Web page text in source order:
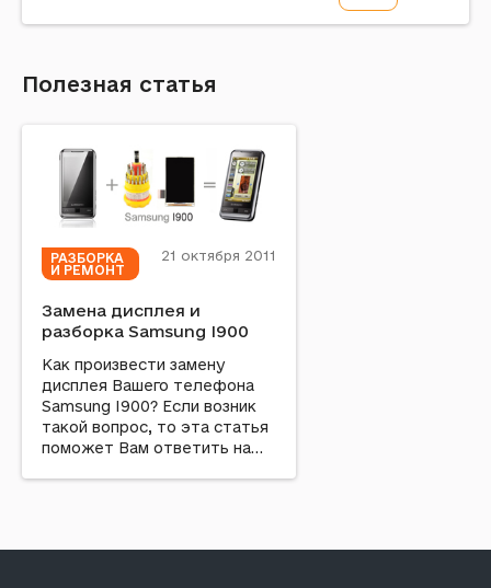
Полезная статья
РАЗБОРКА
И РЕМОНТ
21 октября 2011
Замена дисплея и
разборка Samsung І900
Как произвести замену
дисплея Вашего телефона
Samsung I900? Если возник
такой вопрос, то эта статья
поможет Вам ответить на